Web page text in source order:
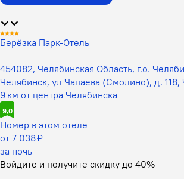
Берёзка Парк-Отель
454082, Челябинская Область, г.о.
Челябинск, ул Чапаева (Смолино), д. 118,
9 км от центра Челябинска
9,0
Номер в этом отеле
от 7 038 ₽
за ночь
Войдите и получите скидку до 40%